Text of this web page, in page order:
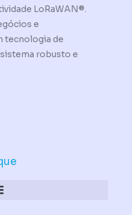
LoRaWAN®.
e
tecnologia de
robusto e